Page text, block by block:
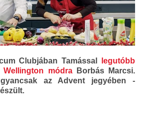
Clubjában Tamással
legutóbb
Wellington módraBorbás Marcsi.
az Advent jegyében -